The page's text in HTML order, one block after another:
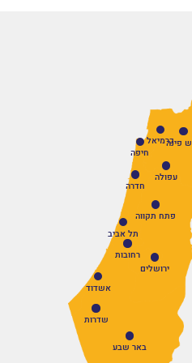
רחובות
תל אביב
חיפה
ירושלים
פתח תקווה
חדרה
באר שבע
אשדוד
שדרות
עפולה
פינהכרמיאל